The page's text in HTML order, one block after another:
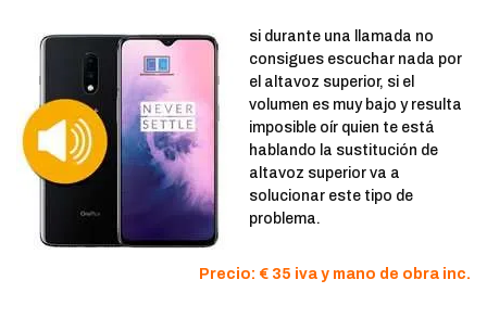
si durante una llamada no
consigues escuchar nada por
el altavoz superior, si el
volumen es muy bajo y resulta
imposible oír quien te está
hablando la sustitución de
altavoz superior va a
solucionar este tipo de
problema.
Precio: € 35 iva y mano de obra inc.